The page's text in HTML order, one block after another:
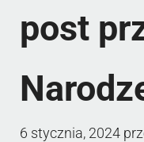
post
6 stycznia, 2024